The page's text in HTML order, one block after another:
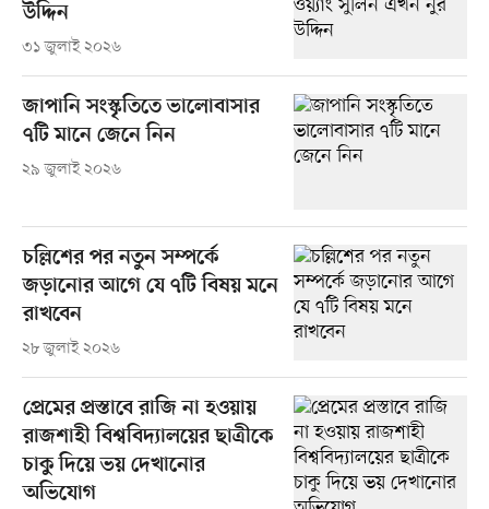
উদ্দিন
৩১ জুলাই ২০২৬
জাপানি সংস্কৃতিতে ভালোবাসার
৭টি মানে জেনে নিন
২৯ জুলাই ২০২৬
চল্লিশের পর নতুন সম্পর্কে
জড়ানোর আগে যে ৭টি বিষয় মনে
রাখবেন
২৮ জুলাই ২০২৬
প্রেমের প্রস্তাবে রাজি না হওয়ায়
রাজশাহী বিশ্ববিদ্যালয়ের ছাত্রীকে
চাকু দিয়ে ভয় দেখানোর
অভিযোগ